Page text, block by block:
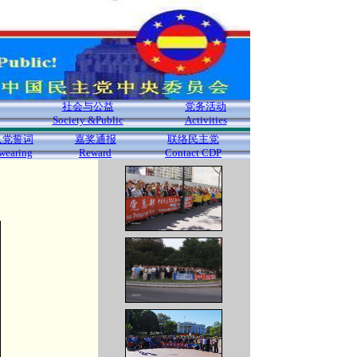
社会与公益
Society &Public
党务活动
Activities
党誓词
嘉奖通报
Reward
联络民主党
Contact CDP